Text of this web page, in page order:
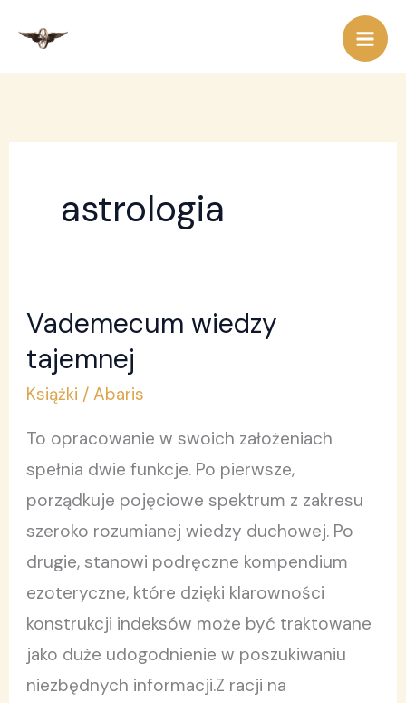
treści
astrologia
Vademecum wiedzy
tajemnej
Książki /Abaris
To opracowanie w swoich założeniach
spełnia dwie funkcje. Po pierwsze,
porządkuje pojęciowe spektrum z zakresu
szeroko rozumianej wiedzy duchowej. Po
drugie, stanowi podręczne kompendium
ezoteryczne, które dzięki klarowności
konstrukcji indeksów może być traktowane
jako duże udogodnienie w poszukiwaniu
niezbędnych informacji.Z racji na
Vademecum
wiedzy
tajemnej